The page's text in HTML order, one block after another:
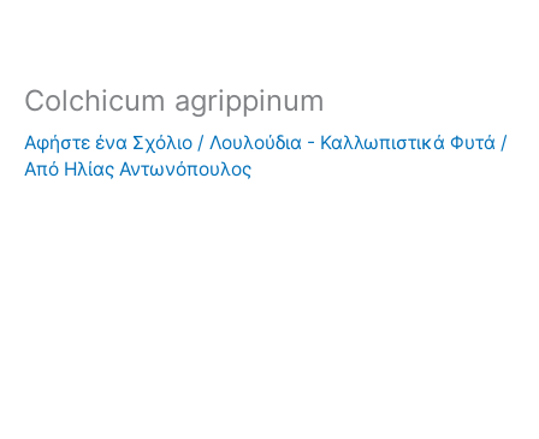
Colchicum agrippinum
Αφήστε ένα Σχόλιο / Λουλούδια - Καλλωπιστικά Φυτά /
Από Ηλίας Αντωνόπουλος